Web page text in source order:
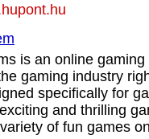
is an online gaming
gaming industry
specifically for
and thrilling
of fun games